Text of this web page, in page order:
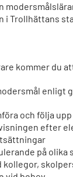
i Trollhättans
kommer du
enligt
och följa
efter
på olika
kollegor,